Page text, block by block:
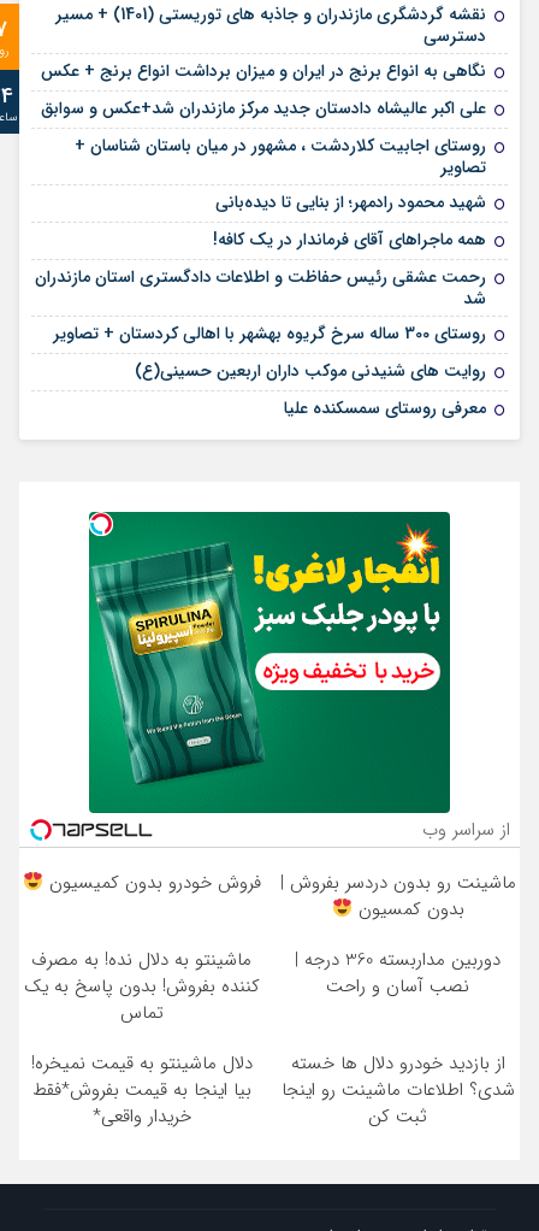
نقشه گردشگری مازندران و جاذبه های توریستی (1401) + مسیر
دسترسی
نگاهی به انواع برنج در ایران و میزان برداشت انواع برنج + عکس
علی‌ اکبر عالیشاه دادستان جدید مرکز مازندران شد+عکس و سوابق
روستای اجابیت کلاردشت ، مشهور در میان باستان شناسان +
تصاویر
شهید محمود رادمهر؛ از بنایی تا دیده‌بانی
همه ماجراهای آقای فرماندار در یک کافه!
رحمت عشقی رئیس حفاظت و اطلاعات دادگستری استان مازندران
شد
روستای 300 ساله سرخ ‌گریوه بهشهر با اهالی کردستان + تصاویر
روایت های شنیدنی موکب داران اربعین حسینی(ع)
معرفی روستای سمسکنده علیا
از سراسر وب
ماشینت رو بدون دردسر بفروش |
بدون کمسیون
فروش خودرو بدون کمیسیون
دوربین مداربسته 360 درجه |
نصب آسان و راحت
ماشینتو به دلال نده! به مصرف
کننده بفروش! بدون پاسخ به یک
تماس
از بازدید خودرو دلال ها خسته
شدی؟ اطلاعات ماشینت رو اینجا
ثبت کن
دلال ماشینتو به قیمت نمیخره!
بیا اینجا به قیمت بفروش*فقط
خریدار واقعی*